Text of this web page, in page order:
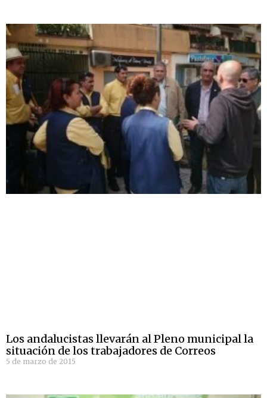
Los andalucistas llevarán al Pleno municipal la
situación de los trabajadores de Correos
5 de marzo de 2015